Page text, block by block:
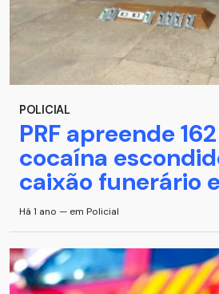
POLICIAL
PRF apreende
cocaína
caixão funerário
Há 1 ano — em Policial